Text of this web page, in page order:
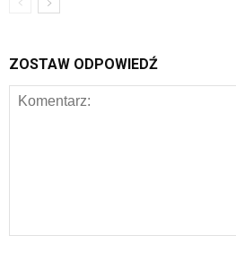
ZOSTAW ODPOWIEDŹ